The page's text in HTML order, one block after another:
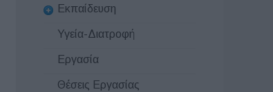
Εκπαίδευση
Υγεία-Διατροφή
Εργασία
Θέσεις Εργασίας